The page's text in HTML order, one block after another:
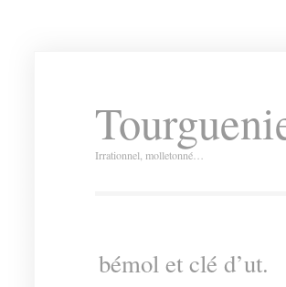
Irrationnel, molletonné…
bémol et clé d’ut.